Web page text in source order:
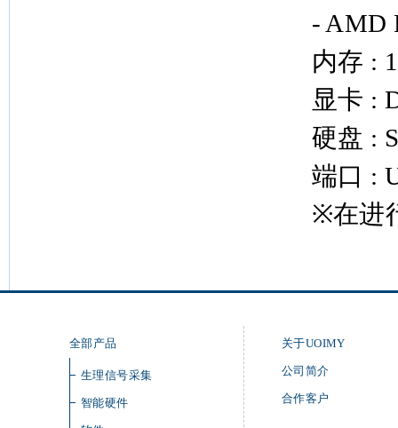
- AMD
内存 :
显卡 :
硬盘 :
端口 :
※在进
全部产品
生理信号采集
智能硬件
关于UOIMY
公司简介
合作客户